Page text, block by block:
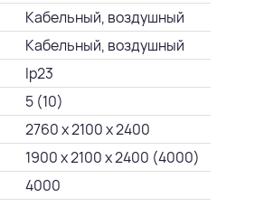
Кабельный, воздушный
Кабельный, воздушный
Ip23
5 (10)
2760 х 2100 х 2400
1900 х 2100 х 2400 (4000)
4000